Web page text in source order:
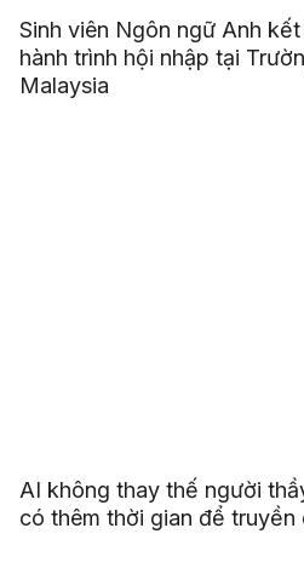
Sinh viên Ngôn ngữ Anh
hành trình hội nhập tại
Malaysia
AI không thay thế người
có thêm thời gian để truyền